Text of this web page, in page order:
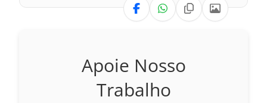
VERSÃO
2017 – Nova Almeida Atualizada
2009 – Almeida Revisada e Corrigida
Apoie Nosso
Trabalho